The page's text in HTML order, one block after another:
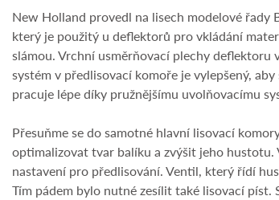
New Holland provedl na lisech modelové řady
který je použitý u deflektorů pro vkládání
slámou. Vrchní usměrňovací plechy
systém v předlisovací komoře je vylepšený,
pracuje lépe díky pružnějšímu uvolňovacímu
Přesuňme se do samotné hlavní lisovací
optimalizovat tvar balíku a zvýšit jeho
nastavení pro předlisování. Ventil, který řídí
Tím pádem bylo nutné zesílit také lisovací